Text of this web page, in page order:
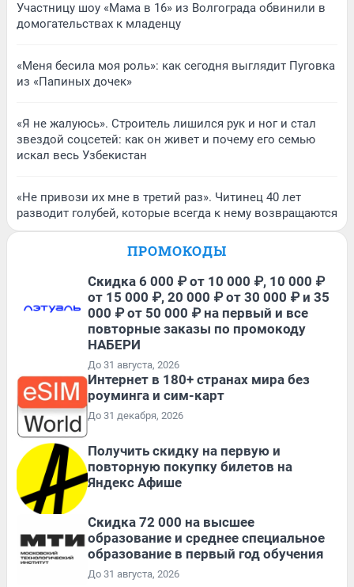
Участницу шоу «Мама в 16» из Волгограда обвинили в
домогательствах к младенцу
«Меня бесила моя роль»: как сегодня выглядит Пуговка
из «Папиных дочек»
«Я не жалуюсь». Строитель лишился рук и ног и стал
звездой соцсетей: как он живет и почему его семью
искал весь Узбекистан
«Не привози их мне в третий раз». Читинец 40 лет
разводит голубей, которые всегда к нему возвращаются
ПРОМОКОДЫ
Скидка 6 000 ₽ от 10 000 ₽, 10 000 ₽
от 15 000 ₽, 20 000 ₽ от 30 000 ₽ и 35
000 ₽ от 50 000 ₽ на первый и все
повторные заказы по промокоду
НАБЕРИ
До 31 августа, 2026
Интернет в 180+ странах мира без
роуминга и сим-карт
До 31 декабря, 2026
Получить скидку на первую и
повторную покупку билетов на
Яндекс Афише
Скидка 72 000 на высшее
образование и среднее специальное
образование в первый год обучения
До 31 августа, 2026